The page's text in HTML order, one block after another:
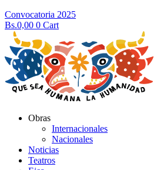
Convocatoria 2025
Bs.0,00 0 Cart
Obras
Internacionales
Nacionales
Noticias
Teatros